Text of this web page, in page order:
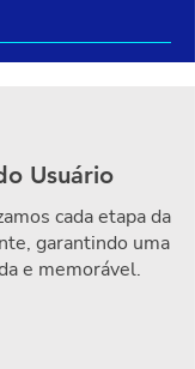
à agilização
Usuário
cada etapa da
garantindo uma
e memorável.